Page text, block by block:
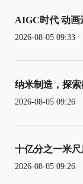
AIGC时代 动画
2026-08-05 09:33
纳米制造，探
2026-08-05 09:26
十亿分之一米
2026-08-05 09:26